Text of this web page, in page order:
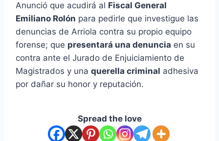
Anunció que acudirá al Fiscal General
Emiliano Rolón para pedirle que investigue las
denuncias de Arriola contra su propio equipo
forense; que presentará una denuncia en su
contra ante el Jurado de Enjuiciamiento de
Magistrados y una querella criminal adhesiva
por dañar su honor y reputación.
Spread the love